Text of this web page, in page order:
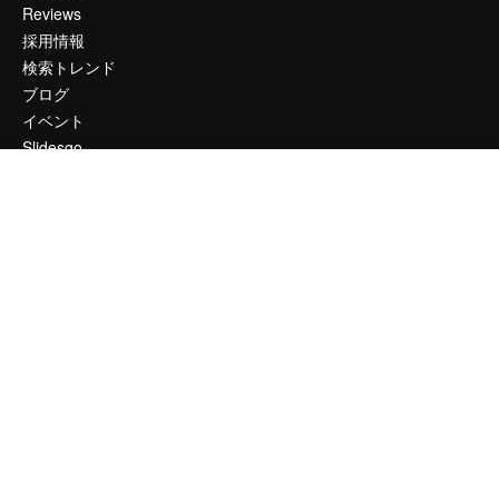
Reviews
採用情報
検索トレンド
ブログ
イベント
Slidesgo